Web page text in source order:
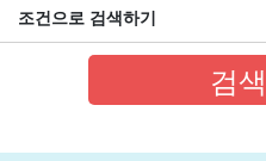
조건으로 검색하기